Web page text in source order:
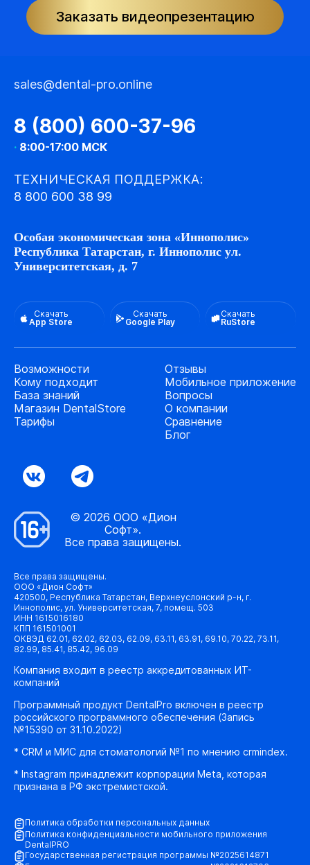
Заказать видеопрезентацию
sales@dental-pro.online
8 (800) 600-37-96
· 8:00-17:00 МСК
ТЕХНИЧЕСКАЯ ПОДДЕРЖКА:
8 800 600 38 99
Особая экономическая зона «Иннополис»
Республика Татарстан, г. Иннополис ул.
Университетская, д. 7
Скачать
App Store
Скачать
Google Play
Скачать
RuStore
Возможности
Кому подходит
База знаний
Магазин DentalStore
Тарифы
Отзывы
Мобильное приложение
Вопросы
О компании
Сравнение
Блог
© 2026 ООО «Дион
Софт».
Все права защищены.
Все права защищены.
ООО «Дион Софт»
420500, Республика Татарстан, Верхнеуслонский р-н, г.
Иннополис, ул. Университетская, 7, помещ. 503
ИНН 1615016180
КПП 161501001
ОКВЭД 62.01, 62.02, 62.03, 62.09, 63.11, 63.91, 69.10, 70.22, 73.11,
82.99, 85.41, 85.42, 96.09
Компания входит в реестр аккредитованных ИТ-
компаний
Программный продукт DentalPro включен в реестр
российского программного обеспечения (Запись
№15390 от 31.10.2022)
* CRM и МИС для стоматологий №1 по мнению crmindex.
* Instagram принадлежит корпорации Meta, которая
признана в РФ экстремистской.
Политика обработки персональных данных
Политика конфиденциальности мобильного приложения
DentalPRO
Государственная регистрация программы №2025614871